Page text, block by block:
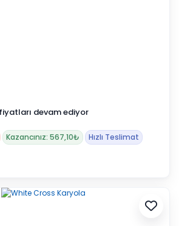
devam ediyor
Kazancınız: 567,10₺ Hızlı Teslimat